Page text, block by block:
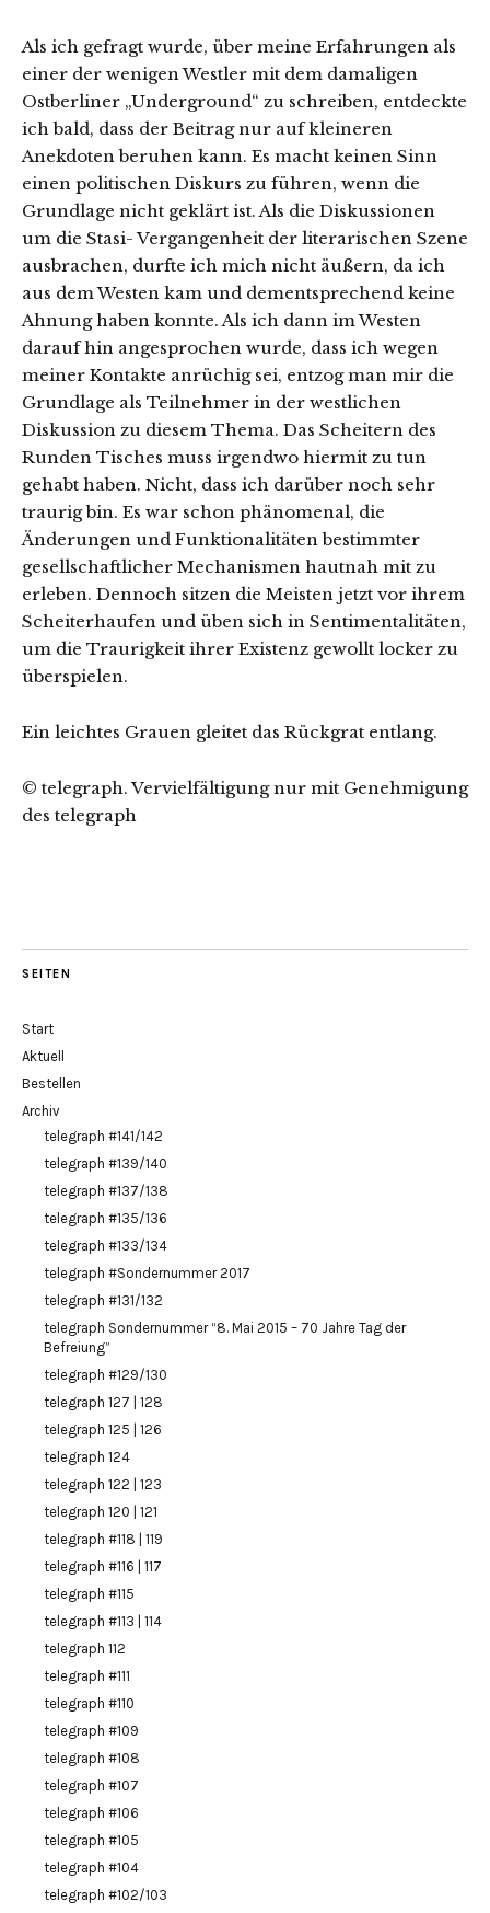
Als ich gefragt wurde, über meine Erfahrungen als
einer der wenigen Westler mit dem damaligen
Ostberliner „Underground“ zu schreiben, entdeckte
ich bald, dass der Beitrag nur auf kleineren
Anekdoten beruhen kann. Es macht keinen Sinn
einen politischen Diskurs zu führen, wenn die
Grundlage nicht geklärt ist. Als die Diskussionen
um die Stasi- Vergangenheit der literarischen Szene
ausbrachen, durfte ich mich nicht äußern, da ich
aus dem Westen kam und dementsprechend keine
Ahnung haben konnte. Als ich dann im Westen
darauf hin angesprochen wurde, dass ich wegen
meiner Kontakte anrüchig sei, entzog man mir die
Grundlage als Teilnehmer in der westlichen
Diskussion zu diesem Thema. Das Scheitern des
Runden Tisches muss irgendwo hiermit zu tun
gehabt haben. Nicht, dass ich darüber noch sehr
traurig bin. Es war schon phänomenal, die
Änderungen und Funktionalitäten bestimmter
gesellschaftlicher Mechanismen hautnah mit zu
erleben. Dennoch sitzen die Meisten jetzt vor ihrem
Scheiterhaufen und üben sich in Sentimentalitäten,
um die Traurigkeit ihrer Existenz gewollt locker zu
überspielen.
Ein leichtes Grauen gleitet das Rückgrat entlang.
© telegraph. Vervielfältigung nur mit Genehmigung
des telegraph
SEITEN
Start
Aktuell
Bestellen
Archiv
telegraph #141/142
telegraph #139/140
telegraph #137/138
telegraph #135/136
telegraph #133/134
telegraph #Sondernummer 2017
telegraph #131/132
telegraph Sondernummer “8. Mai 2015 – 70 Jahre Tag der
Befreiung”
telegraph #129/130
telegraph 127 | 128
telegraph 125 | 126
telegraph 124
telegraph 122 | 123
telegraph 120 | 121
telegraph #118 | 119
telegraph #116 | 117
telegraph #115
telegraph #113 | 114
telegraph 112
telegraph #111
telegraph #110
telegraph #109
telegraph #108
telegraph #107
telegraph #106
telegraph #105
telegraph #104
telegraph #102/103